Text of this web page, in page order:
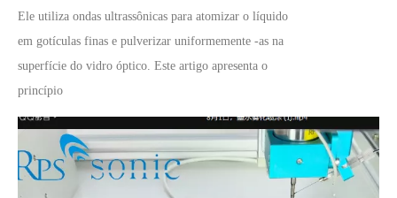
Ele utiliza ondas ultrassônicas para atomizar o líquido
em gotículas finas e pulverizar uniformemente -as na
superfície do vidro óptico. Este artigo apresenta o
princípio